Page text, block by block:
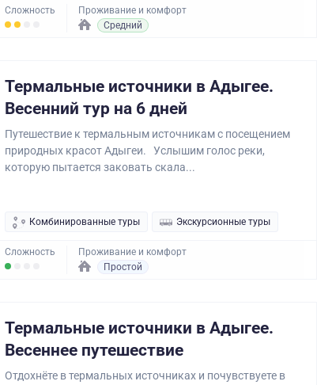
Сложность
Проживание и комфорт
Средний
Термальные источники в Адыгее.
Весенний тур на 6 дней
Путешествие к термальным источникам с посещением
природных красот Адыгеи. Услышим голос реки,
которую пытается заковать скала...
Комбинированные туры Экскурсионные туры
Сложность
Проживание и комфорт
Простой
Термальные источники в Адыгее.
Весеннее путешествие
Отдохнёте в термальных источниках и почувствуете в